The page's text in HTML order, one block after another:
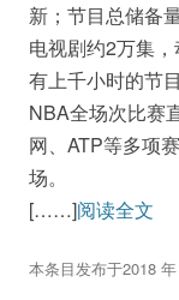
新；节目总储备
电视剧约2万集
有上千小时的节
NBA全场次比赛
网、ATP等多项
场。
[……]阅读全文
本条目发布于2018